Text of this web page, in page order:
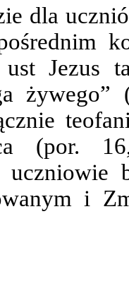
dla
Jezus
żywego”
(por.
uczniowie
i